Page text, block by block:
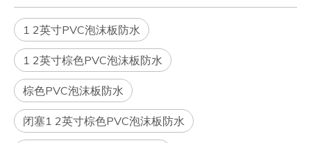
1 2英寸PVC泡沫板防水
1 2英寸棕色PVC泡沫板防水
棕色PVC泡沫板防水
闭塞1 2英寸棕色PVC泡沫板防水